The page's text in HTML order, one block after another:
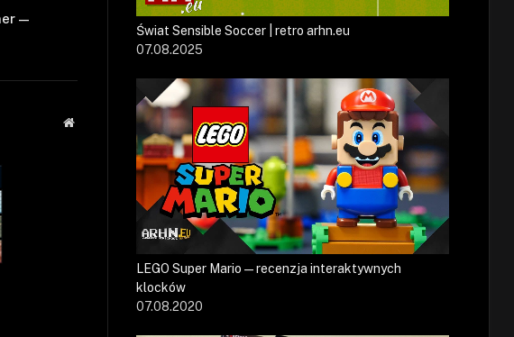
—
Strona
Świat Sensible Soccer | retro arhn.eu
07.08.2025
LEGO Super Mario — recenzja interaktywnych
klocków
07.08.2020